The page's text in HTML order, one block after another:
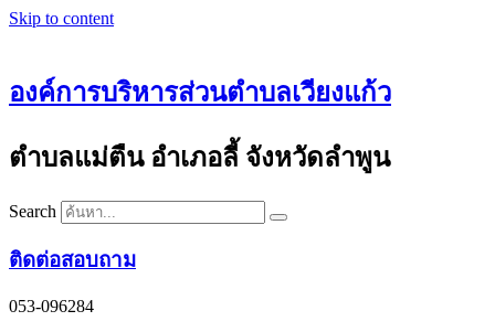
Skip to content
องค์การบริหารส่วนตำบลเวียงแก้ว
ตำบลแม่ตืน อำเภอลี้ จังหวัดลำพูน
Search
ติดต่อสอบถาม
053-096284